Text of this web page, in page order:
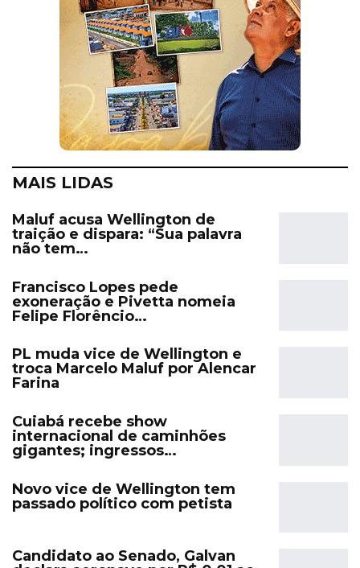
MAIS LIDAS
Maluf acusa Wellington de
traição e dispara: “Sua palavra
não tem…
Francisco Lopes pede
exoneração e Pivetta nomeia
Felipe Florêncio…
PL muda vice de Wellington e
troca Marcelo Maluf por Alencar
Farina
Cuiabá recebe show
internacional de caminhões
gigantes; ingressos…
Novo vice de Wellington tem
passado político com petista
Candidato ao Senado, Galvan